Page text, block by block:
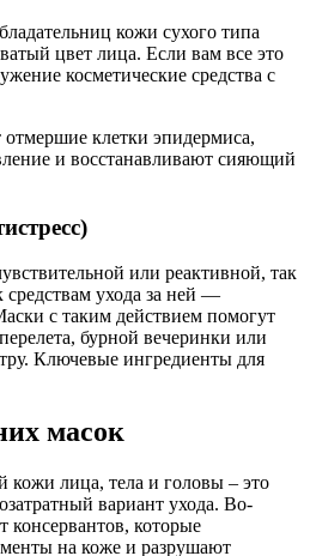
кожи сухого типа
цвет лица. Если вам все это
косметические средства с
клетки эпидермиса,
и восстанавливают сияющий
или реактивной, так
средствам ухода за ней —
с таким действием помогут
бурной вечеринки или
Ключевые ингредиенты для
масок
кожи лица, тела и головы – это
вариант ухода. Во-
консервантов, которые
на коже и разрушают